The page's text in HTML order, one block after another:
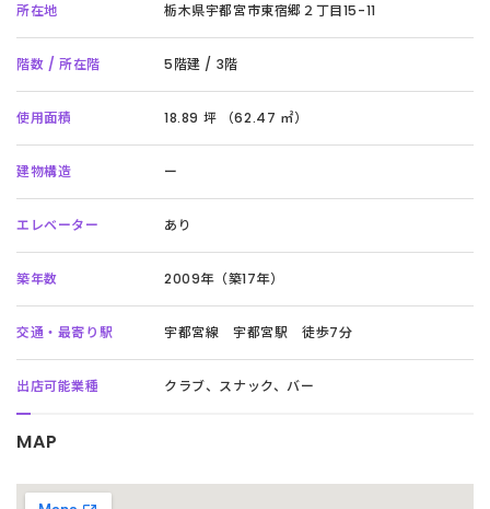
所在地 栃木県宇都宮市東宿郷２丁目15-11
階数 / 所在階 5階建 / 3階
使用面積 18.89 坪 （62.47 ㎡）
建物構造 ー
エレベーター あり
築年数 2009年（築17年）
交通・最寄り駅 宇都宮線 宇都宮駅 徒歩7分
出店可能業種 クラブ、スナック、バー
MAP